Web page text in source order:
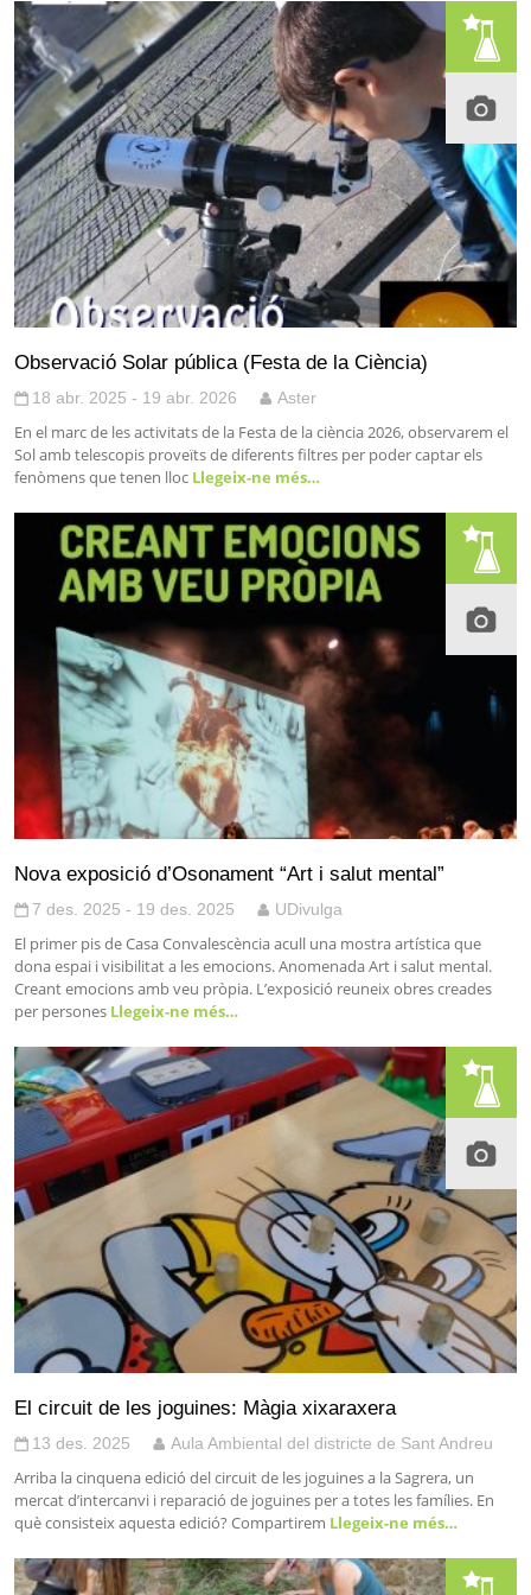
Observació Solar pública (Festa de la Ciència)
18 abr. 2025 - 19 abr. 2026 Aster
En el marc de les activitats de la Festa de la ciència 2026, observarem el
Sol amb telescopis proveïts de diferents filtres per poder captar els
fenòmens que tenen lloc Llegeix-ne més…
Nova exposició d’Osonament “Art i salut mental”
7 des. 2025 - 19 des. 2025 UDivulga
El primer pis de Casa Convalescència acull una mostra artística que
dona espai i visibilitat a les emocions. Anomenada Art i salut mental.
Creant emocions amb veu pròpia. L’exposició reuneix obres creades
per persones Llegeix-ne més…
El circuit de les joguines: Màgia xixaraxera
13 des. 2025 Aula Ambiental del districte de Sant Andreu
Arriba la cinquena edició del circuit de les joguines a la Sagrera, un
mercat d’intercanvi i reparació de joguines per a totes les famílies. En
què consisteix aquesta edició? Compartirem Llegeix-ne més…